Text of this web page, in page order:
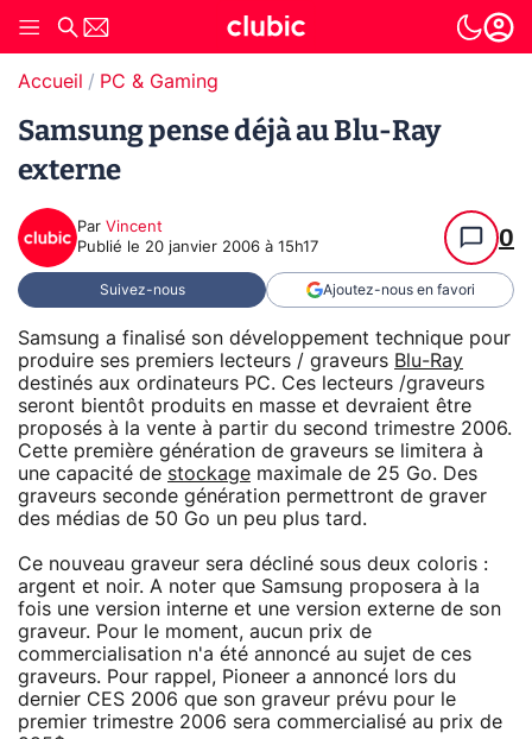
Accueil PC & Gaming
Samsung pense déjà au Blu-Ray
externe
Par Vincent
Publié le 20 janvier 2006 à 15h17 0
Suivez-nous Ajoutez-nous en favori
Samsung a finalisé son développement technique pour
produire ses premiers lecteurs / graveurs Blu-Ray
destinés aux ordinateurs PC. Ces lecteurs /graveurs
seront bientôt produits en masse et devraient être
proposés à la vente à partir du second trimestre 2006.
Cette première génération de graveurs se limitera à
une capacité de stockage maximale de 25 Go. Des
graveurs seconde génération permettront de graver
des médias de 50 Go un peu plus tard.
Ce nouveau graveur sera décliné sous deux coloris :
argent et noir. A noter que Samsung proposera à la
fois une version interne et une version externe de son
graveur. Pour le moment, aucun prix de
commercialisation n'a été annoncé au sujet de ces
graveurs. Pour rappel, Pioneer a annoncé lors du
dernier CES 2006 que son graveur prévu pour le
premier trimestre 2006 sera commercialisé au prix de